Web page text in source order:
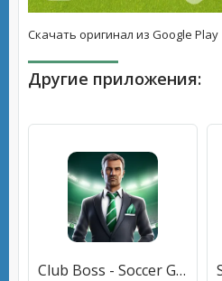
Скачать оригинал из Google Play
Другие приложения:
Club Boss - Soccer Game (Клуб Босс) [МОД Unlocked] APK Android